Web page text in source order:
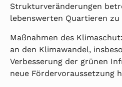
Strukturveränderungen
lebenswerten Quartieren
Maßnahmen des
an den Klimawandel,
Verbesserung der grünen
neue Fördervoraussetzung